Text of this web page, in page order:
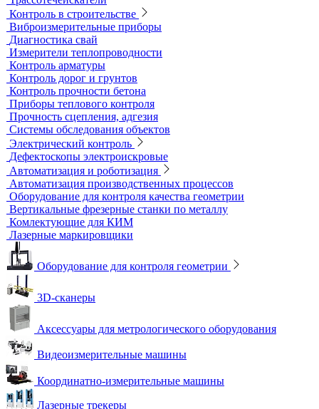
Течеискатели корреляционные
Течеискатели многодатчиковые
Трассотечеискатели
Контроль в строительстве
Виброизмерительные приборы
Диагностика свай
Измерители теплопроводности
Контроль арматуры
Контроль дорог и грунтов
Контроль прочности бетона
Приборы теплового контроля
Прочность сцепления, адгезия
Системы обследования объектов
Электрический контроль
Дефектоскопы электроискровые
Автоматизация и роботизация
Автоматизация производственных процессов
Оборудование для контроля качества геометрии
Вертикальные фрезерные станки по металлу
Комлектующие для КИМ
Лазерные маркировщики
Оборудование для контроля геометрии
3D-сканеры